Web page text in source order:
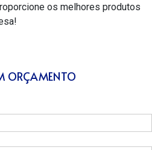
os melhores produtos
ORÇAMENTO